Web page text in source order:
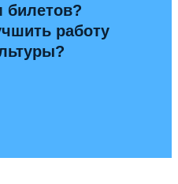
билетов?
работу